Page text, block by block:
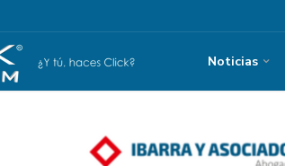
Noticias